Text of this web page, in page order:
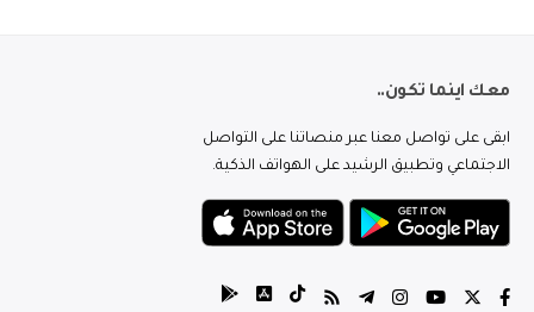
معك اينما تكون..
ابقى على تواصل معنا عبر منصاتنا على التواصل
الاجتماعي وتطبيق الرشيد على الهواتف الذكية.